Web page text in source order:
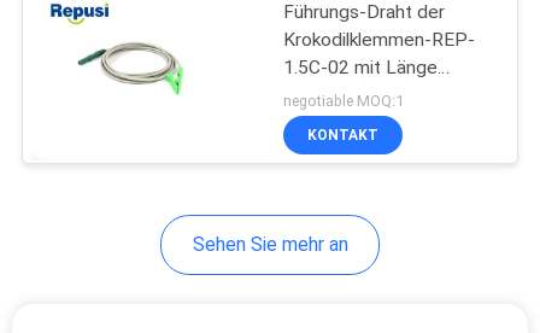
Führungs-Draht der
Krokodilklemmen-REP-
1.5C-02 mit Länge
Touchproof-
Verbindungsstück-150m
negotiable MOQ:1
KONTAKT
Sehen Sie mehr an